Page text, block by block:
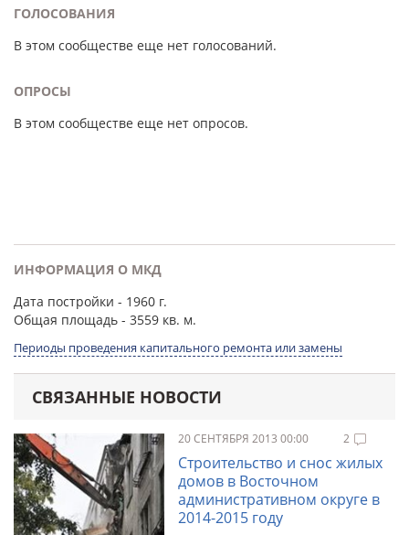
ГОЛОСОВАНИЯ
В этом сообществе еще нет голосований.
ОПРОСЫ
В этом сообществе еще нет опросов.
ИНФОРМАЦИЯ О МКД
Дата постройки - 1960 г.
Общая площадь - 3559 кв. м.
Периоды проведения капитального ремонта или замены
СВЯЗАННЫЕ НОВОСТИ
20 СЕНТЯБРЯ 2013 00:00 2
Строительство и снос жилых
домов в Восточном
административном округе в
2014-2015 году